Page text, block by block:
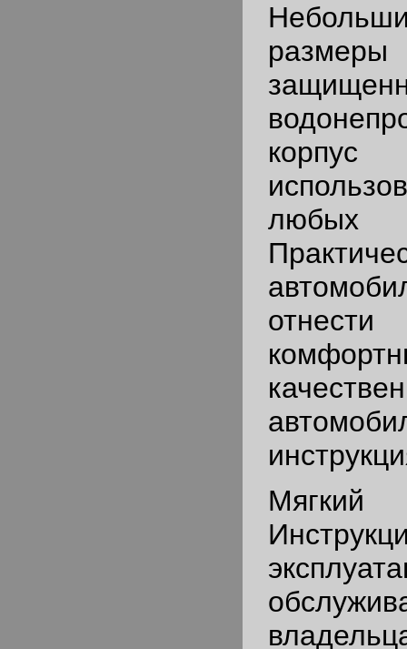
любых